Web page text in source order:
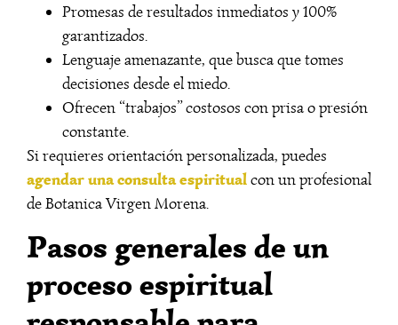
Promesas de resultados inmediatos y 100%
garantizados.
Lenguaje amenazante, que busca que tomes
decisiones desde el miedo.
Ofrecen “trabajos” costosos con prisa o presión
constante.
Si requieres orientación personalizada, puedes
agendar una consulta espiritualcon un profesional
de Botanica Virgen Morena.
Pasos generales de un
proceso espiritual